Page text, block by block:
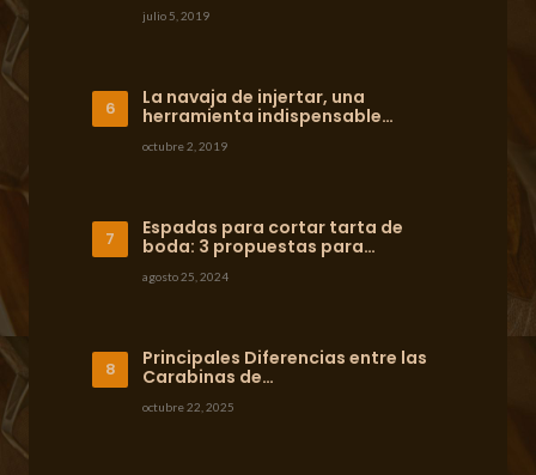
julio 5, 2019
La navaja de injertar, una
herramienta indispensable…
octubre 2, 2019
Espadas para cortar tarta de
boda: 3 propuestas para…
agosto 25, 2024
Principales Diferencias entre las
Carabinas de…
octubre 22, 2025